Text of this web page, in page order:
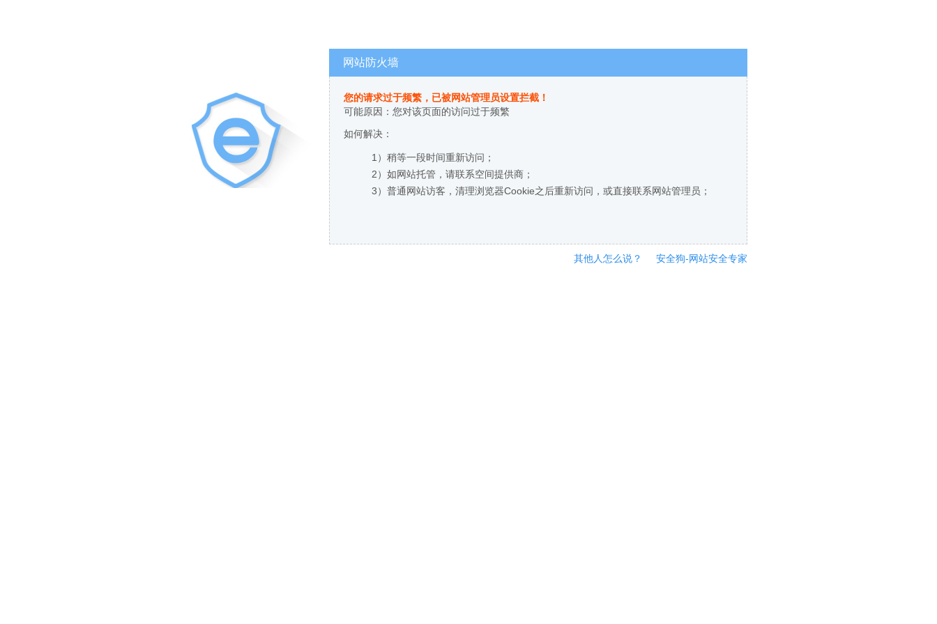
网站防火墙
您的请求过于频繁，已被网站管理员设置拦截！
可能原因：您对该页面的访问过于频繁
如何解决：
1）稍等一段时间重新访问；
2）如网站托管，请联系空间提供商；
3）普通网站访客，清理浏览器Cookie之后重新访问，或直接联系网站管理员；
其他人怎么说？ 安全狗-网站安全专家